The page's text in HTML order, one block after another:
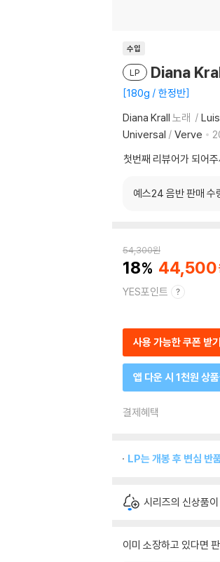
수입
LP Diana
180g / 한정반
Diana Krall 노래
Universal / Verve
첫번째 리뷰어가 되어
예스24 음반 판매 수
54,300원
18 44,500
YES포인트
사용 가능한 쿠폰 받기
앱 다운 시 1천원 상
결제혜택
LP는 개봉 후 변심 반
시리즈의 신상품
이미 소장하고 있다면